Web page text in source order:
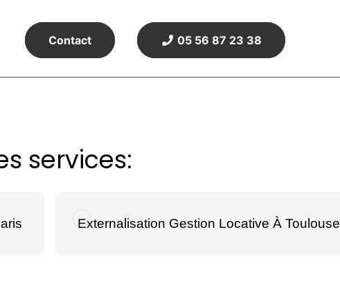
Contact 05 56 87 23 38
services:
Externalisation Gestion Locative À Toulouse